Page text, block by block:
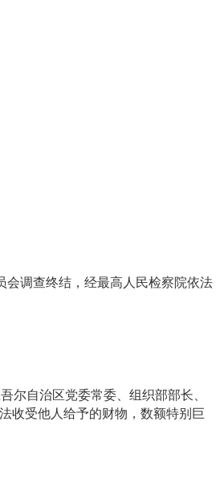
调查终结，经最高人民检察院依法
自治区党委常委、组织部部长、
收受他人给予的财物，数额特别巨